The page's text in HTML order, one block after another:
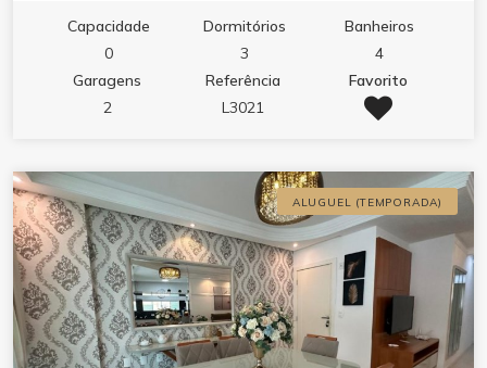
Capacidade
0
Dormitórios
3
Banheiros
4
Garagens
2
Referência
L3021
Favorito
ALUGUEL (TEMPORADA)